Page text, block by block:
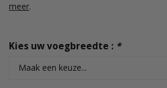
meer.
Kies uw voegbreedte : *